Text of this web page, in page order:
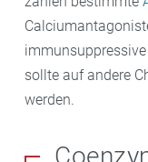
sollte auf andere
werden.